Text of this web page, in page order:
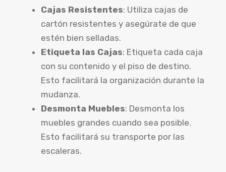
Cajas Resistentes: Utiliza cajas de
cartón resistentes y asegúrate de que
estén bien selladas.
Etiqueta las Cajas: Etiqueta cada caja
con su contenido y el piso de destino.
Esto facilitará la organización durante la
mudanza.
Desmonta Muebles: Desmonta los
muebles grandes cuando sea posible.
Esto facilitará su transporte por las
escaleras.